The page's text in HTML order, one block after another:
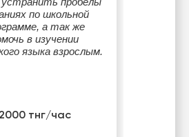
по школьной
а так же
в изучении
языка взрослым.
2000 тнг/час